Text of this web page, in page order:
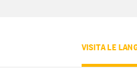
VISITA LE